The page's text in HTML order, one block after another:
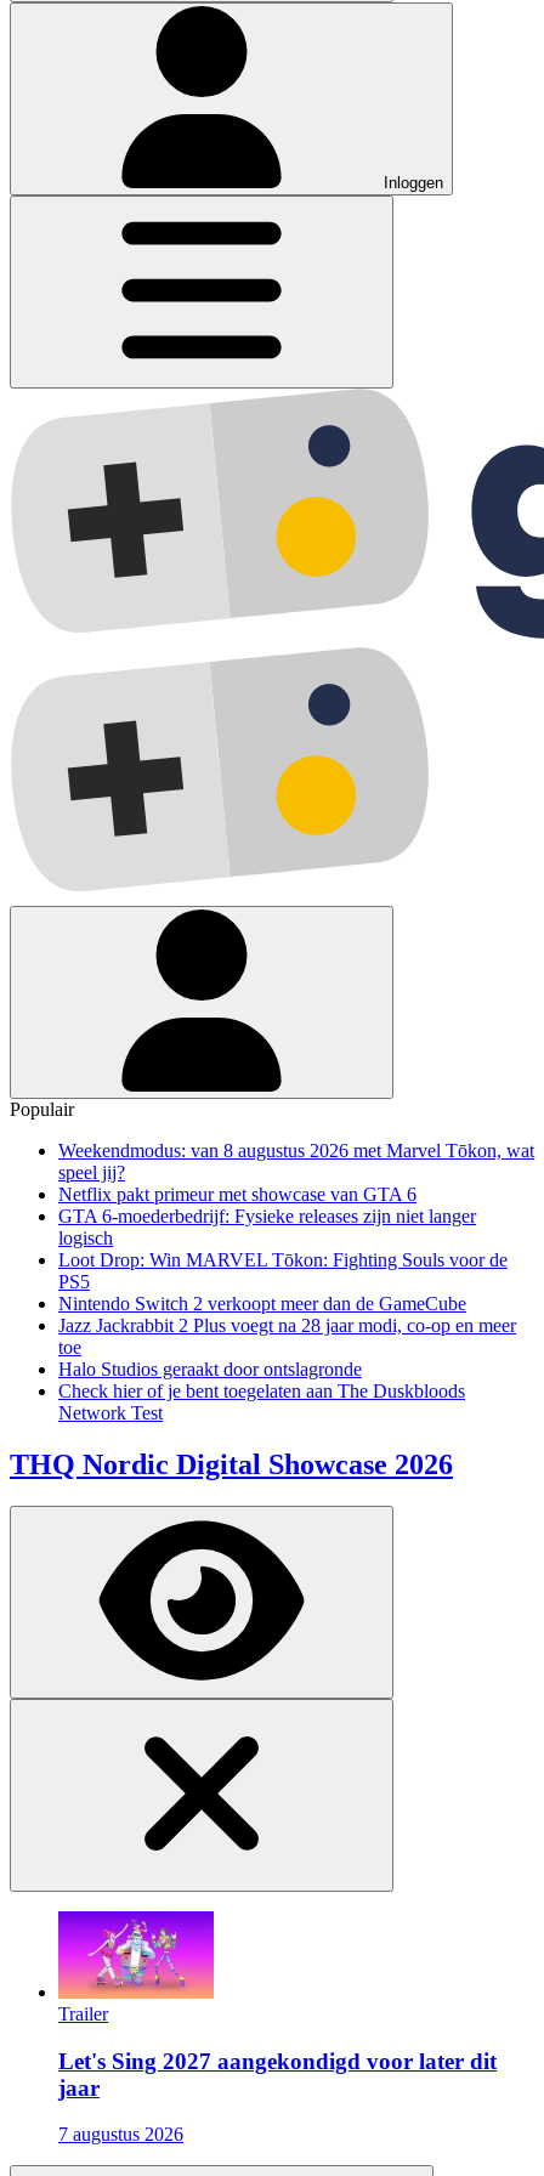
Inloggen
Populair
Weekendmodus: van 8 augustus 2026 met Marvel Tōkon, wat
speel jij?
Netflix pakt primeur met showcase van GTA 6
GTA 6-moederbedrijf: Fysieke releases zijn niet langer
logisch
Loot Drop: Win MARVEL Tōkon: Fighting Souls voor de
PS5
Nintendo Switch 2 verkoopt meer dan de GameCube
Jazz Jackrabbit 2 Plus voegt na 28 jaar modi, co-op en meer
toe
Halo Studios geraakt door ontslagronde
Check hier of je bent toegelaten aan The Duskbloods
Network Test
THQ Nordic Digital Showcase 2026
Trailer
Let's Sing 2027 aangekondigd voor later dit
jaar
7 augustus 2026